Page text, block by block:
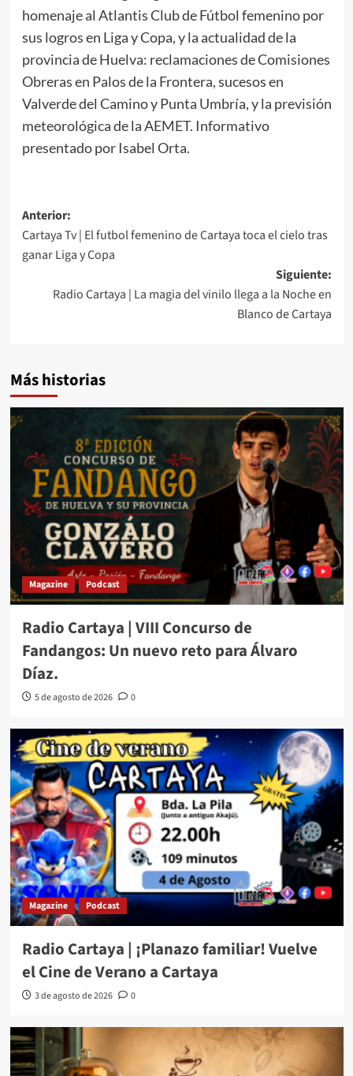
homenaje al Atlantis Club de Fútbol femenino por
sus logros en Liga y Copa, y la actualidad de la
provincia de Huelva: reclamaciones de Comisiones
Obreras en Palos de la Frontera, sucesos en
Valverde del Camino y Punta Umbría, y la previsión
meteorológica de la AEMET. Informativo
presentado por Isabel Orta.
Anterior:
Cartaya Tv | El futbol femenino de Cartaya toca el cielo tras
ganar Liga y Copa
Siguiente:
Radio Cartaya | La magia del vinilo llega a la Noche en
Blanco de Cartaya
Más historias
Magazine Podcast
Radio Cartaya | VIII Concurso de
Fandangos: Un nuevo reto para Álvaro
Díaz.
5 de agosto de 2026 0
Magazine Podcast
Radio Cartaya | ¡Planazo familiar! Vuelve
el Cine de Verano a Cartaya
3 de agosto de 2026 0